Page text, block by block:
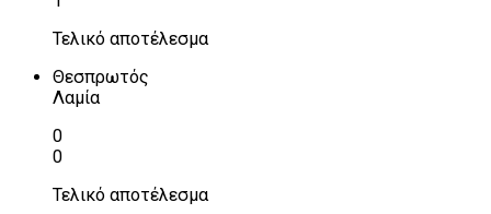
Τελικό αποτέλεσμα
Θεσπρωτός
Λαμία
0
0
Τελικό αποτέλεσμα